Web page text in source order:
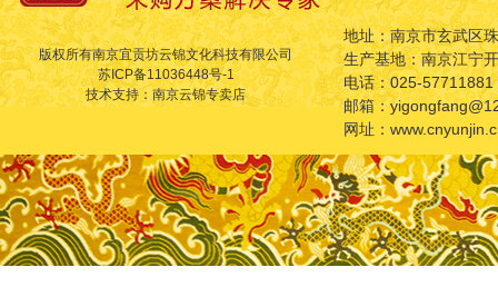
版权所有南京宜贡坊云锦文化科技有限公司
苏ICP备11036448号-1
技术支持：南京云锦专卖店
地址：南京市玄武区
生产基地：南京江宁
电话：025-57711881
邮箱：
网址：